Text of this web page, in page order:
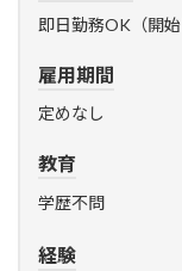
即日勤務OK（開
雇用期間
定めなし
教育
学歴不問
経験